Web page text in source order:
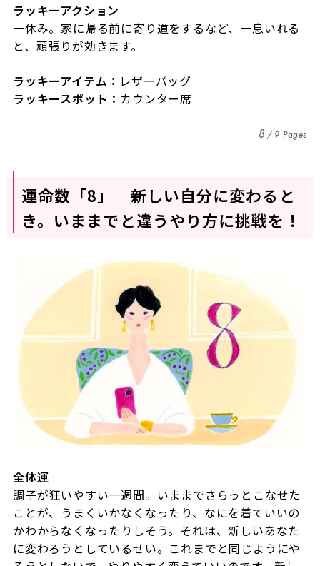
ラッキーアクション
一休み。家に帰る前に寄り道をするなど、一息いれる
と、頑張りが効きます。
ラッキーアイテム： レザーバッグ
ラッキースポット： カウンター席
8 9 Pages
運命数「8」 新しい自分に変わると
き。いままでと違うやり方に挑戦を！
全体運
調子が狂いやすい一週間。いままでさらっとこなせた
ことが、うまくいかなくなったり、なにを着ていいの
かわからなくなったりしそう。それは、新しいあなた
に変わろうとしているせい。これまでと同じようにや